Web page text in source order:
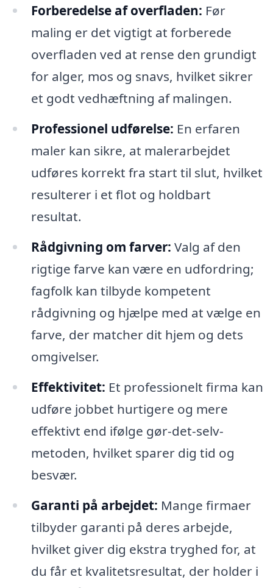
Forberedelse af overfladen: Før
maling er det vigtigt at forberede
overfladen ved at rense den grundigt
for alger, mos og snavs, hvilket sikrer
et godt vedhæftning af malingen.
Professionel udførelse: En erfaren
maler kan sikre, at malerarbejdet
udføres korrekt fra start til slut, hvilket
resulterer i et flot og holdbart
resultat.
Rådgivning om farver: Valg af den
rigtige farve kan være en udfordring;
fagfolk kan tilbyde kompetent
rådgivning og hjælpe med at vælge en
farve, der matcher dit hjem og dets
omgivelser.
Effektivitet: Et professionelt firma kan
udføre jobbet hurtigere og mere
effektivt end ifølge gør-det-selv-
metoden, hvilket sparer dig tid og
besvær.
Garanti på arbejdet: Mange firmaer
tilbyder garanti på deres arbejde,
hvilket giver dig ekstra tryghed for, at
du får et kvalitetsresultat, der holder i